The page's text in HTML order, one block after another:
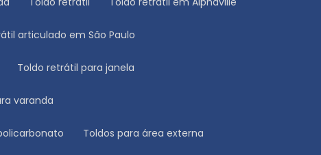
articulado em São Paulo
Toldo retrátil para janela
varanda
Toldos para área externa